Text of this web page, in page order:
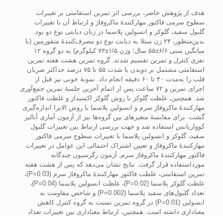
هدف از پژوهش حاضر، بررسی اثر تمرین استقامتی بر تغییرات
سطوح سرمی فاکتور مهارکنندۀ ماکروفاژ و ارتباط آن با تغییرات
گلبول سفید، گلوکز و انسولین پلاسما در زنان دیابتی نوع دو بود.
بدین‌منظور، ۲۴ زن مبتلا به دیابت نوع دو‌ مصرف‌کنندۀ متفورمین (با
میانگین سنی ۶/۶±۵۵ سال؛ وزن ۱/۵±۷۳ کیلوگرم) به دو گروه ۱۲
نفری کنترل و تمرین تقسیم شدند. گروه تمرین هشت هفته تمرین
استقامتی مشتمل‌ بر دویدن با شدت ۵۵ تا ۷۵ درصد حداکثر ضربان
قلب را به‌مدت ۴۰ تا ۶۰ دقیقه ‌انجام داد‌. نمونۀ خونی نیز قبل از
اجرای تمرین و ۷۲ ساعت پس از اتمام آخرین جلسۀ تمرین جمع‌آوری
شد‌. همچنین، غلظت گلوکز با روش گلوکز اکسیداز و غلظت فاکتور
مهارکنندۀ ماکروفاژ سرم و انسولین پلاسما با روش الایزا اندازه‌گیری
گشت. برای مقایسۀ متغیرهای بین گروه‌ها نیز از آزمون آماری آنالیز
کوواریانس استفاده شد و جهت بررسی ارتباط بین تغییرات گلبول
سفید، گلوکز و انسولین پلاسما با تغییرات سطوح سرمی فاکتور
مهارکنندۀ ماکروفاژ و تعیین اشتراک احتمالی این عوامل در تغییرات
فاکتور مهارکنندۀ ماکروفاژ سرم، آزمون رگرسیون چندگانه
مورداستفاده قرار گرفت. نتایج نشان می‌دهد که پس از هشت هفته
تمرین استقامتی، غلظت فاکتور مهارکنندۀ ماکروفاژ سرم (P=0.03)،
غلظت گلوکز پلاسما (P=0.02)، غلظت انسولین پلاسما (P=0.04)،
تعداد گلبول‌های سفید پلاسما (P=0.002) و شاخص مقاومت به
انسولین (P=0.01) در گروه تمرین نسبت به گروه کنترل کاهش
معناداری داشته است. همچنین، ارتباط معناداری بین تغییرات تعداد